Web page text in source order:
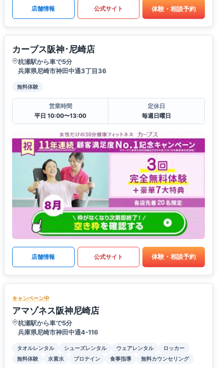
店舗情報 公式サイト 体験・相談予約
カーブス阪神･尼崎店
杭瀬駅から車で5分
兵庫県尼崎市神田中通3丁目36
無料体験
営業時間
平日 10:00〜13:00
定休日
毎週日曜日
店舗情報 公式サイト 体験・相談予約
キャンペーン中
アマゾネス阪神尼崎店
杭瀬駅から車で5分
兵庫県尼崎市神田中通4-116
タオルレンタル シューズレンタル ウェアレンタル
ロッカー
無料体験
水素水 プロテイン 食事指導 無料カウンセリング